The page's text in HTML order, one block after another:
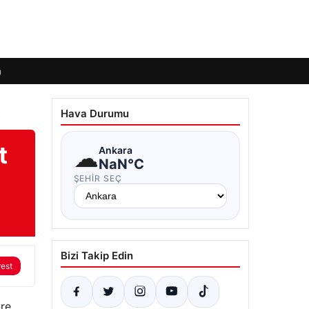
Hava Durumu
☁Ankara
NaN°C
ŞEHIR SEÇ
Bizi Takip Edin